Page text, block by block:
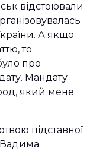
відстоювали
А якщо
то
про
Мандату
який мене
підставної
Вадима